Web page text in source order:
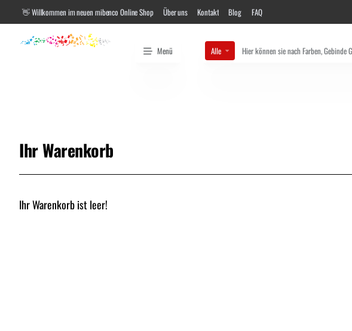
👋 Willkommen im neuen mibenco Online Shop Über uns Kontakt Blog FAQ
Menü Alle
Hier
können
Ihr Warenkorb
Ihr Warenkorb ist leer!